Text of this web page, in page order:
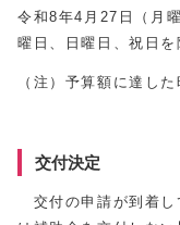
令和8年4月27日（月
曜日、日曜日、祝日を
（注）予算額に達し
交付決定
交付の申請が到着し